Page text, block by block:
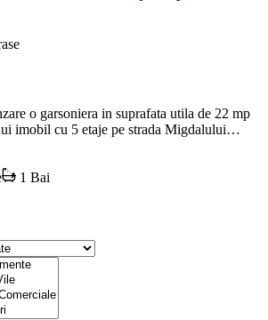
o garsoniera in suprafata utila de 22 mp
imobil cu 5 etaje pe strada Migdalului…
1 Bai